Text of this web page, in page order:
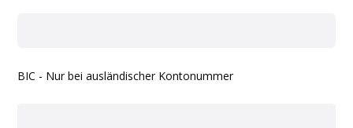
BIC - Nur bei ausländischer Kontonummer